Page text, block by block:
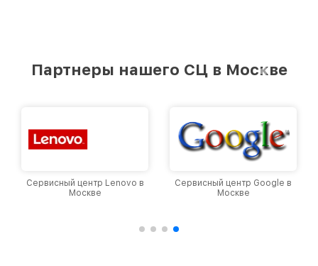
Партнеры нашего СЦ в Москве
Сервисный центр Lenovo в
Москве
Сервисный центр Google в
Москве